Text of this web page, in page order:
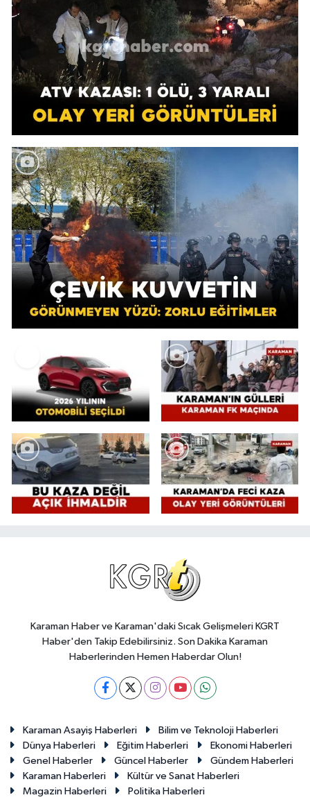
Karaman Haber ve Karaman'daki Sıcak Gelişmeleri KGRT
Haber'den Takip Edebilirsiniz. Son Dakika Karaman
Haberlerinden Hemen Haberdar Olun!
Karaman Asayiş Haberleri
Bilim ve Teknoloji Haberleri
Dünya Haberleri
Eğitim Haberleri
Ekonomi Haberleri
Genel Haberler
Güncel Haberler
Gündem Haberleri
Karaman Haberleri
Kültür ve Sanat Haberleri
Magazin Haberleri
Politika Haberleri